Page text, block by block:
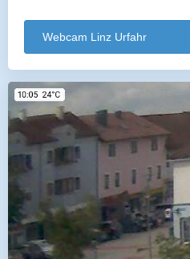
Webcam Linz Urfahr